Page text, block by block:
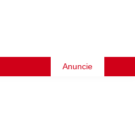
Anuncie